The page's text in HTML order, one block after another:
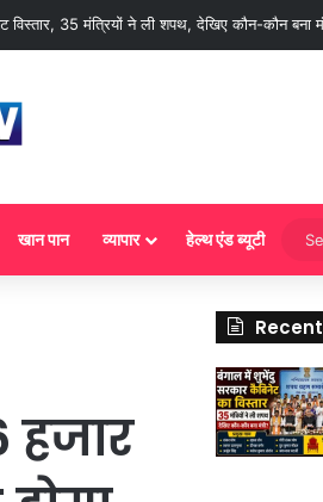
कनेक्शन, कितने दिन बाद होगी बुकिंग?
खान पान व्यापार हेल्थ एंड ब्यूटी
हजार